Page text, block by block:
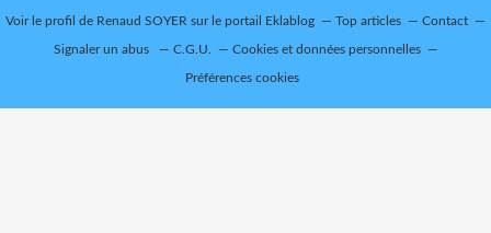
Voir le profil de Renaud SOYER sur le portail Eklablog Top articles Contact
Signaler un abus C.G.U. Cookies et données personnelles
Préférences cookies